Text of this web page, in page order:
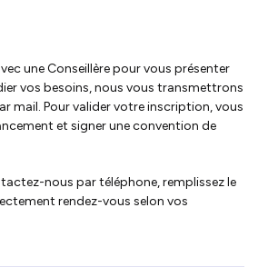
une Conseillère pour vous présenter
vos besoins, nous vous transmettrons
mail. Pour valider votre inscription, vous
et signer une convention de
nous par téléphone, remplissez le
rendez-vous selon vos